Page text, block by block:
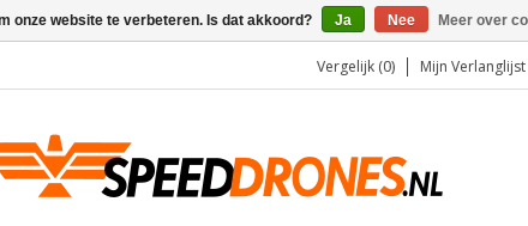
Vergelijk (0) Mijn Verlanglijst
onze website te verbeteren. Is dat akkoord? Ja Nee Meer over